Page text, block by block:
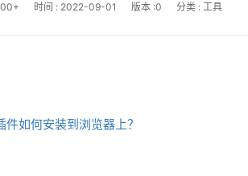
时间 : 2022-09-01 版本 :0 分类 : 工具
如何安装到浏览器上？